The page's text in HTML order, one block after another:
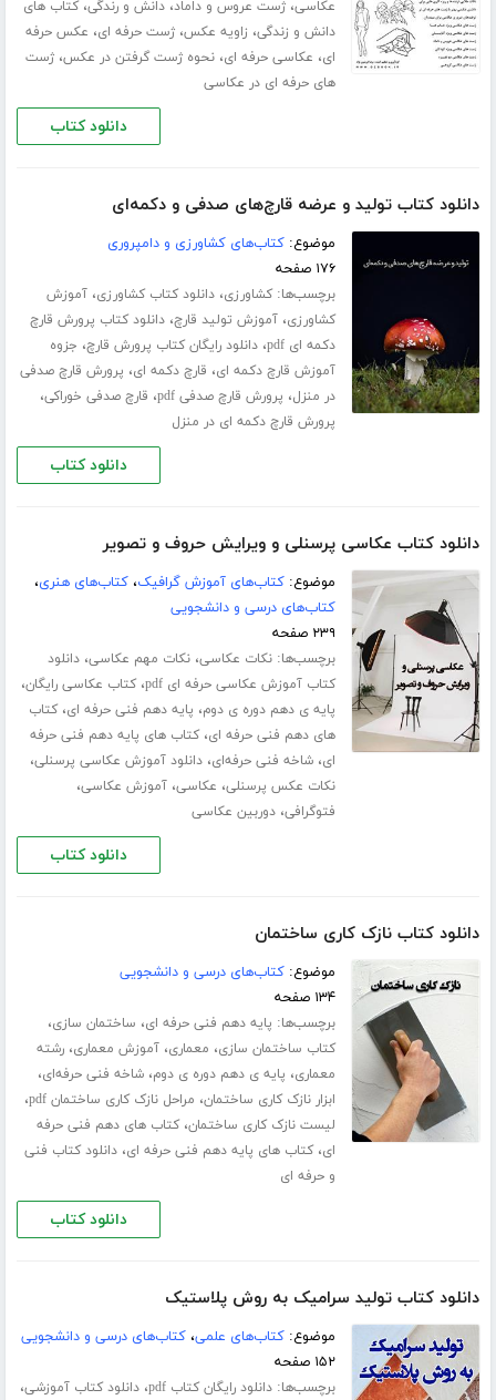
عکاسی،ژست عروس و داماد،دانش و رندگی،کتاب های
دانش و زندگی، زاویه عکس،ژست حرفه ای، عکس حرفه
ای، عکاسی حرفه ای،نحوه ژست گرفتن در عکس،ژست
های حرفه ای در عکاسی
دانلود کتاب
دانلود کتاب تولید و عرضه قارچ‌های صدفی و دکمه‌ای
موضوع:کتاب‌های کشاورزی و دامپروری
۱۷۶ صفحه
برچسب‌ها:کشاورزی،دانلود کتاب کشاورزی،آموزش
کشاورزی،آموزش تولید قارچ،دانلود کتاب پرورش قارچ
دکمه ای pdf
،دانلود رایگان کتاب پرورش قارچ، جزوه
آموزش قارچ دکمه ای، قارچ دکمه ای، پرورش قارچ صدفی
در منزل، پرورش قارچ صدفی pdf ، قارچ صدفی خوراکی،
پرورش قارچ دکمه ای در منزل
دانلود کتاب
دانلود کتاب عکاسی پرسنلی و ویرایش حروف و تصویر
موضوع:کتاب‌های آموزش گرافیک،کتاب‌های هنری،
کتاب‌های درسی و دانشجویی
۲۳۹ صفحه
برچسب‌ها:نکات عکاسی،نکات مهم عکاسی،دانلود
کتاب آموزش عکاسی حرفه ای pdf
،کتاب عکاسی رایگان،
پایه ی دهم دوره ی دوم، پایه دهم فنی حرفه ای،کتاب
های دهم فنی حرفه ای،کتاب های پایه دهم فنی حرفه
ای،شاخه فنی حرفه‌ای،دانلود آموزش عکاسی پرسنلی،
نکات عکس پرسنلی، عکاسی،آموزش عکاسی،
فتوگرافی،دوربین عکاسی
دانلود کتاب
دانلود کتاب نازک کاری ساختمان
موضوع:کتاب‌های درسی و دانشجویی
۱۳۴ صفحه
برچسب‌ها: پایه دهم فنی حرفه ای، ساختمان سازی،
کتاب ساختمان سازی، معماری،آموزش معماری،رشته
معماری، پایه ی دهم دوره ی دوم،شاخه فنی حرفه‌ای،
ابزار نازک کاری ساختمان، مراحل نازک کاری ساختمان pdf ،
لیست نازک کاری ساختمان،کتاب های دهم فنی حرفه
ای،کتاب های پایه دهم فنی حرفه ای،دانلود کتاب فنی
و حرفه ای
دانلود کتاب
دانلود کتاب تولید سرامیک به روش پلاستیک
موضوع:کتاب‌های علمی،کتاب‌های درسی و دانشجویی
۱۵۲ صفحه
برچسب‌ها:دانلود رایگان کتاب pdf ،دانلود کتاب آموزشی،